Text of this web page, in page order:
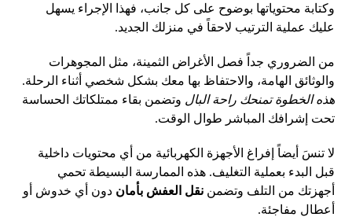
وكتابة محتوياتها بوضوح على كل جانب، فهذا الإجراء يسهل
عليك عملية الترتيب لاحقاً في منزلك الجديد.
من الضروري جداً فصل الأغراض الثمينة، مثل المجوهرات
والوثائق الهامة، والاحتفاظ بها معك بشكل شخصي أثناء الرحلة.
هذه الخطوة تمنحك راحة البال وتضمن بقاء ممتلكاتك الحساسة
تحت إشرافك المباشر طوال الوقت.
لا تنسَ أيضاً إفراغ الأجهزة الكهربائية من أي محتويات داخلية
قبل البدء بعملية التغليف. هذه الممارسة البسيطة تحمي
أجهزتك من التلف وتضمننقل العفش بأمان دون أي خدوش أو
أعطال مفاجئة.